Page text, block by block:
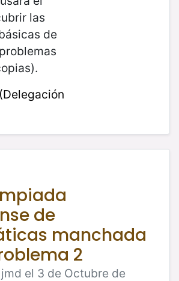
las
de
de
manchada
2
el 3 de Octubre de